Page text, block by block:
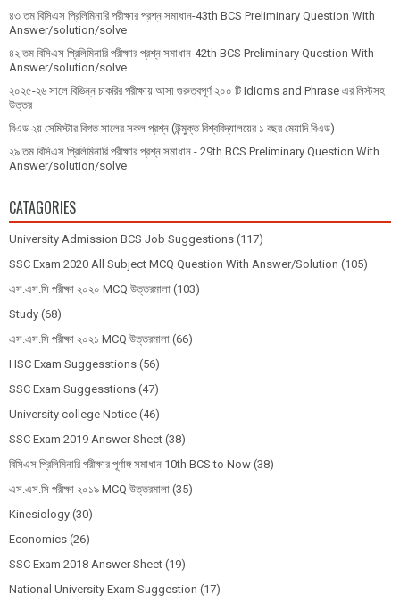
৪৩ তম বিসিএস প্রিলিমিনারি পরীক্ষার প্রশ্ন সমাধান-43th BCS Preliminary Question With
Answer/solution/solve
৪২ তম বিসিএস প্রিলিমিনারি পরীক্ষার প্রশ্ন সমাধান-42th BCS Preliminary Question With
Answer/solution/solve
২০২৫-২৬ সালে বিভিন্ন চাকরির পরীক্ষায় আসা গুরুত্বপূর্ণ ২০০ টি Idioms and Phrase এর লিস্টসহ
উত্তর
বিএড ২য় সেমিস্টার বিগত সালের সকল প্রশ্ন (উন্মুক্ত বিশ্ববিদ্যালয়ের ১ বছর মেয়াদি বিএড)
২৯ তম বিসিএস প্রিলিমিনারি পরীক্ষার প্রশ্ন সমাধান - 29th BCS Preliminary Question With
Answer/solution/solve
CATAGORIES
University Admission BCS Job Suggestions (117)
SSC Exam 2020 All Subject MCQ Question With Answer/Solution (105)
এস.এস.সি পরীক্ষা ২০২০ MCQ উত্তরমালা (103)
Study (68)
এস.এস.সি পরীক্ষা ২০২১ MCQ উত্তরমালা (66)
HSC Exam Suggesstions (56)
SSC Exam Suggesstions (47)
University college Notice (46)
SSC Exam 2019 Answer Sheet (38)
বিসিএস প্রিলিমিনারি পরীক্ষার পূর্ণাঙ্গ সমাধান 10th BCS to Now (38)
এস.এস.সি পরীক্ষা ২০১৯ MCQ উত্তরমালা (35)
Kinesiology (30)
Economics (26)
SSC Exam 2018 Answer Sheet (19)
National University Exam Suggestion (17)